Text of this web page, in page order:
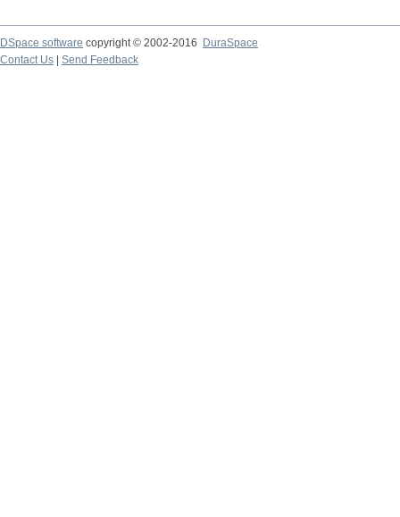
DSpace software copyright © 2002-2016
DuraSpace
Contact Us
Send Feedback